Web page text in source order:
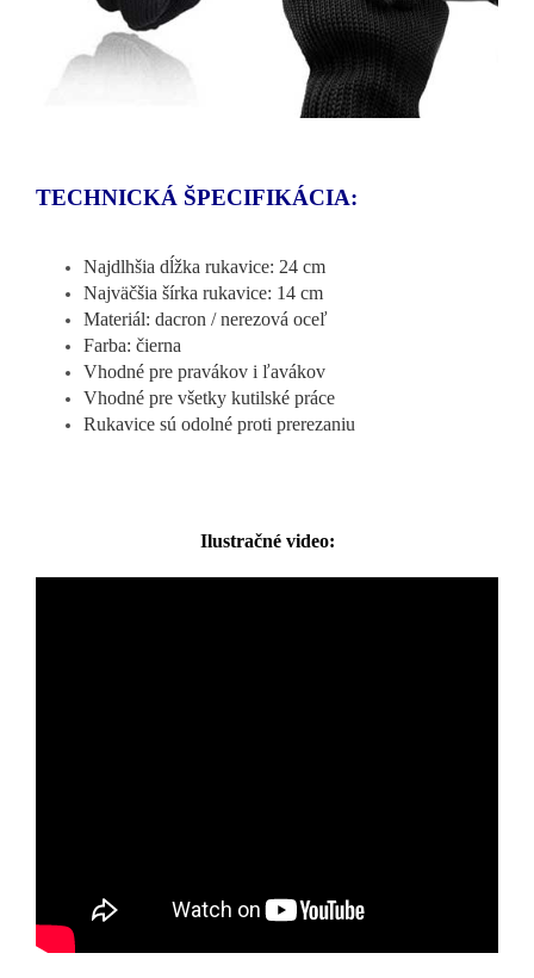
TECHNICKÁ ŠPECIFIKÁCIA:
Najdlhšia dĺžka rukavice: 24 cm
Najväčšia šírka rukavice: 14 cm
Materiál: dacron / nerezová oceľ
Farba: čierna
Vhodné pre pravákov i ľavákov
Vhodné pre všetky kutilské práce
Rukavice sú odolné proti prerezaniu
Ilustračné video: